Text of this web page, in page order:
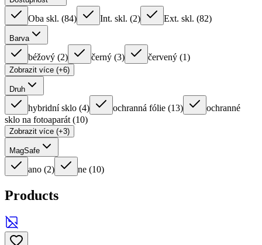
Oba skl. (84) Int. skl. (2) Ext. skl. (82)
Barva
béžový (2) černý (3) červený (1)
Zobrazit více (+6)
Druh
hybridní sklo (4) ochranná fólie (13)
ochranné
sklo na fotoaparát (10)
Zobrazit více (+3)
MagSafe
ano (2) ne (10)
Products